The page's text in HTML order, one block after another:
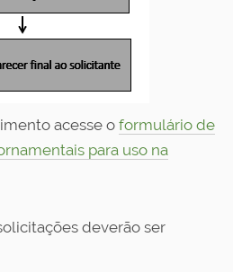
acesse o formulário de
para uso na
deverão ser